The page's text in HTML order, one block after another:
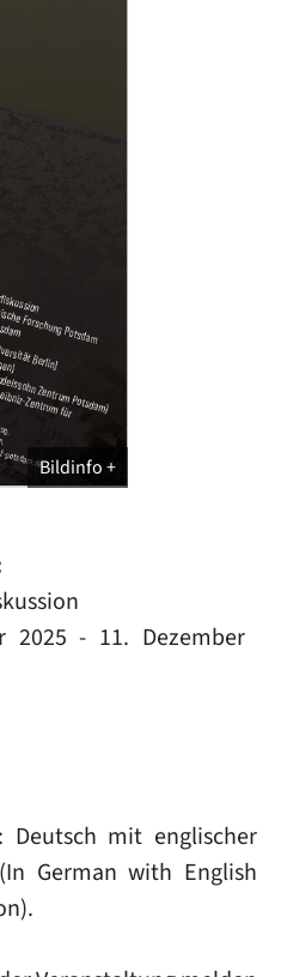
Bildinfo
2025 - 11. Dezember
Deutsch mit englischer
German with English